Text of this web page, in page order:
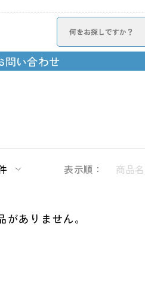
問い合わせ
表示順： 商品名
がありません。